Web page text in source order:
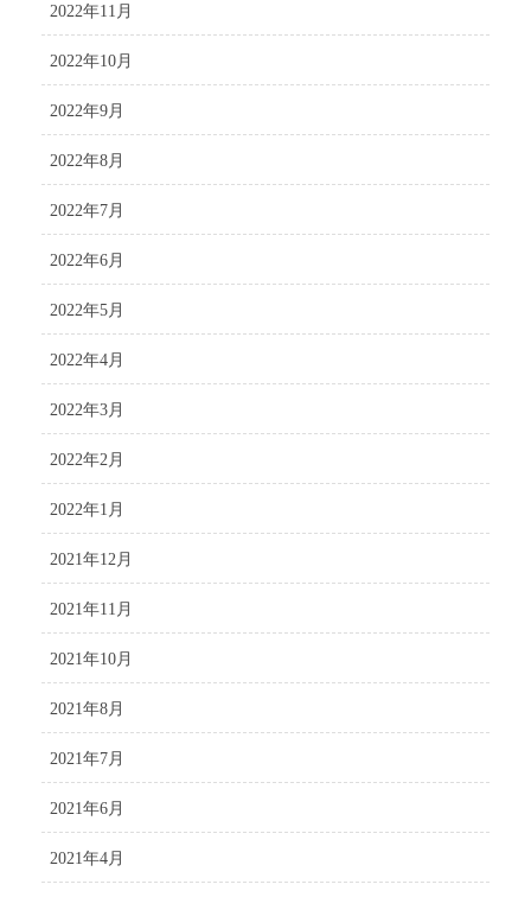
2022年11月
2022年10月
2022年9月
2022年8月
2022年7月
2022年6月
2022年5月
2022年4月
2022年3月
2022年2月
2022年1月
2021年12月
2021年11月
2021年10月
2021年8月
2021年7月
2021年6月
2021年4月